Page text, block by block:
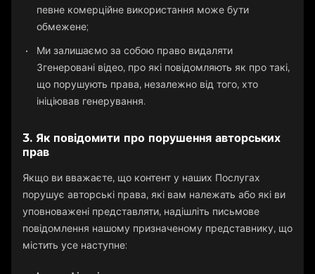
певне комерційне використання може бути
обмежене;
Ми залишаємо за собою право видаляти
Згенеровані відео, про які повідомляють як про такі,
що порушують права, незалежно від того, хто
ініціював генерування.
3. Як повідомити про порушення авторських
прав
Якщо ви вважаєте, що контент у наших Послугах
порушує авторські права, які вам належать або які ви
уповноважені представляти, надішліть письмове
повідомлення нашому призначеному представнику, що
містить усе наступне: